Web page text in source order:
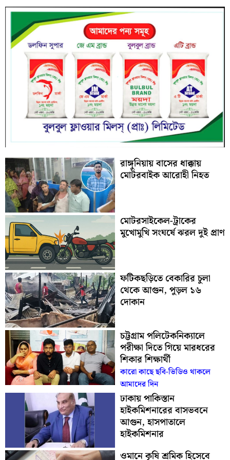
রাঙ্গুনিয়ায় বাসের ধাক্কায়
মোটরবাইক আরোহী নিহত
মোটরসাইকেল-ট্রাকের
মুখোমুখি সংঘর্ষে ঝরল দুই প্রাণ
ফটিকছড়িতে বেকারির চুলা
থেকে আগুন, পুড়ল ১৬
দোকান
চট্টগ্রাম পলিটেকনিক্যালে
পরীক্ষা দিতে গিয়ে মারধরের
শিকার শিক্ষার্থী
কারো কাছে ছবি-ভিডিও থাকলে
আমাদের দিন
ঢাকায় পাকিস্তান
হাইকমিশনারের বাসভবনে
আগুন, হাসপাতালে
হাইকমিশনার
ওমানে কৃষি শ্রমিক হিসেবে